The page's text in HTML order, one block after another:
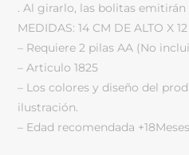
. Al girarlo, las bolitas emitirán
MEDIDAS: 14 CM DE ALTO X
– Requiere 2 pilas AA (No
– Articulo 1825
– Los colores y diseño del
ilustración.
– Edad recomendada +18Meses